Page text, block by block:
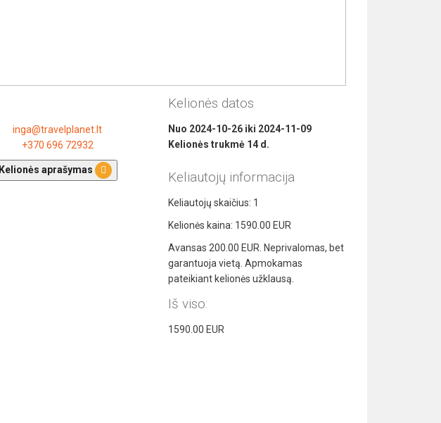
inga@travelplanet.lt
+370 696 72932
Kelionės datos
Nuo 2024-10-26 iki 2024-11-09
Kelionės trukmė 14d.
Kelionės aprašymas Keliautojų informacija
Keliautojų skaičius: 1
Kelionės kaina: 1590.00 EUR
Avansas 200.00 EUR. Neprivalomas, bet
garantuoja vietą. Apmokamas
pateikiant kelionės užklausą.
Iš viso:
1590.00 EUR